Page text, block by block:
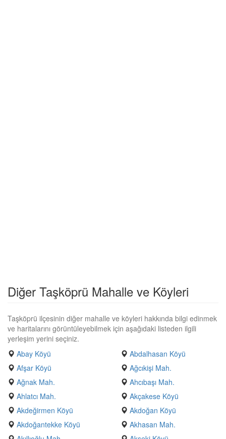
Diğer Taşköprü Mahalle ve Köyleri
Taşköprü ilçesinin diğer mahalle ve köyleri hakkında bilgi edinmek
ve haritalarını görüntüleyebilmek için aşağıdaki listeden ilgili
yerleşim yerini seçiniz.
Abay Köyü
Abdalhasan Köyü
Afşar Köyü
Ağcıkişi Mah.
Ağnak Mah.
Ahcıbaşı Mah.
Ahlatcı Mah.
Akçakese Köyü
Akdeğirmen Köyü
Akdoğan Köyü
Akdoğantekke Köyü
Akhasan Mah.